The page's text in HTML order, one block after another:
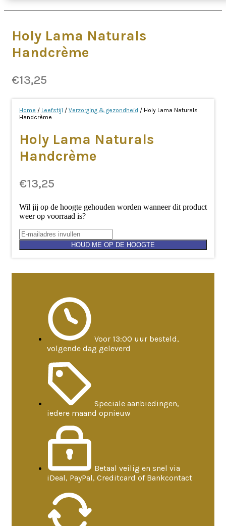
Holy Lama Naturals
Handcrème
€13,25
Home / Leefstijl / Verzorging & gezondheid / Holy Lama Naturals
Handcrème
Holy Lama Naturals
Handcrème
€13,25
Wil jij op de hoogte gehouden worden wanneer dit product
weer op voorraad is?
HOUD ME OP DE HOOGTE
Voor 13:00 uur besteld,
volgende dag geleverd
Speciale aanbiedingen,
iedere maand opnieuw
Betaal veilig en snel via
iDeal, PayPal, Creditcard of Bankcontact